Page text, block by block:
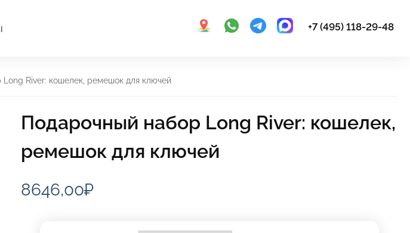
+7 (495) 118-29-48
River: кошелек, ремешок для ключей
Подарочный набор Long River: кошелек,
ремешок для ключей
8646,00₽